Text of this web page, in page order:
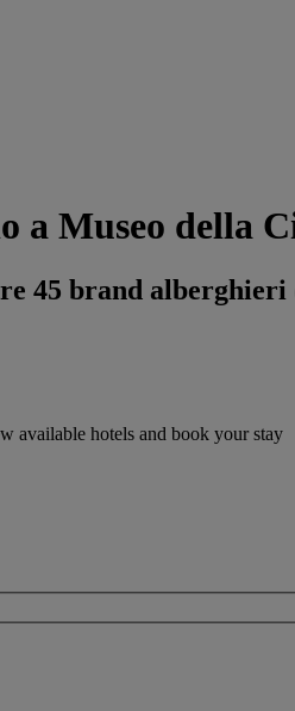
a Museo della
45 brand alberghieri
available hotels and book your stay